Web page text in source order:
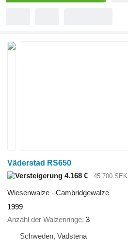
Väderstad RS650
4.168 €
45.700 SEK
Wiesenwalze - Cambridgewalze
1999
Anzahl der Walzenringe 3
Schweden, Vadstena